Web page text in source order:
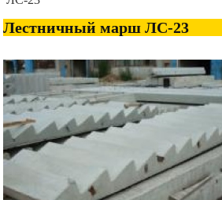
Лестничный марш ЛС-23